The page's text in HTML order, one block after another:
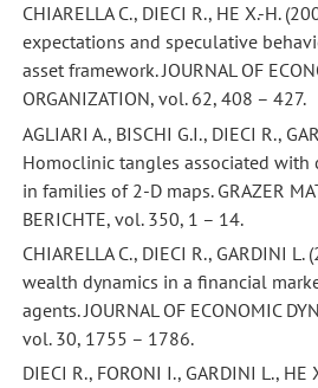
CHIARELLA C., DIECI R., HE X.-H.
expectations and speculative
asset framework. JOURNAL OF
ORGANIZATION, vol. 62, 408 – 427.
AGLIARI A., BISCHI G.I., DIECI R.,
Homoclinic tangles associated with
in families of 2-D maps. GRAZER
BERICHTE, vol. 350, 1 – 14.
CHIARELLA C., DIECI R., GARDINI L.
wealth dynamics in a financial
agents. JOURNAL OF ECONOMIC
vol. 30, 1755 – 1786.
DIECI R., FORONI I., GARDINI L., HE